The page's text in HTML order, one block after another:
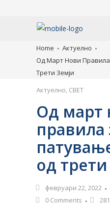
Home
Актуелно
Од Март Нови
Трети Земји
Актуелно, СВЕТ
Од март
правила
од
февруари 22, 2022
0 Comments